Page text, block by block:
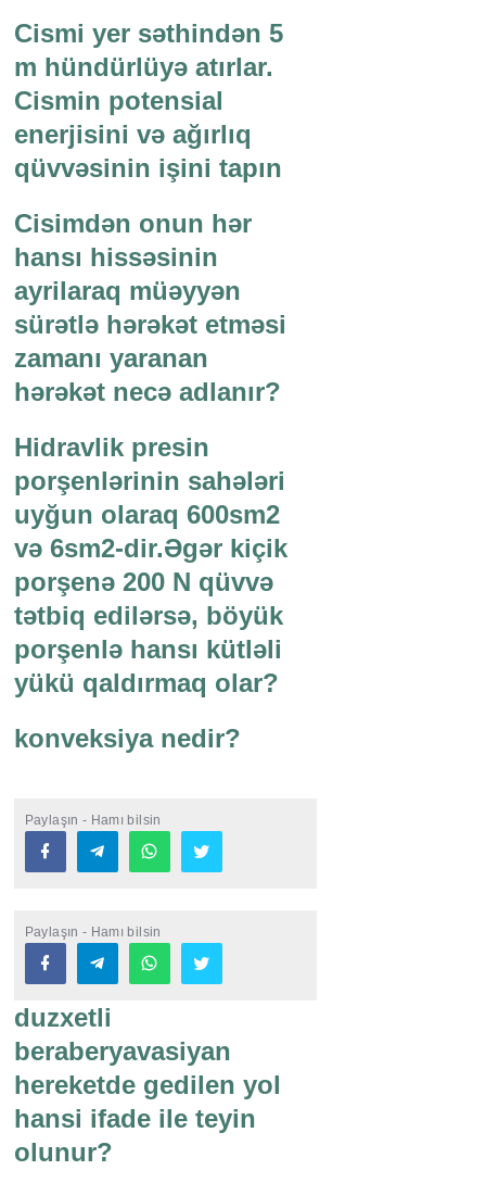
Cismi yer səthindən 5
m hündürlüyə atırlar.
Cismin potensial
enerjisini və ağırlıq
qüvvəsinin işini tapın
Cisimdən onun hər
hansı hissəsinin
ayrilaraq müəyyən
sürətlə hərəkət etməsi
zamanı yaranan
hərəkət necə adlanır?
Hidravlik presin
porşenlərinin sahələri
uyğun olaraq 600sm2
və 6sm2-dir.Əgər kiçik
porşenə 200 N qüvvə
tətbiq edilərsə, böyük
porşenlə hansı kütləli
yükü qaldırmaq olar?
konveksiya nedir?
Paylaşın - Hamı bilsin
Paylaşın - Hamı bilsin
duzxetli
beraberyavasiyan
hereketde gedilen yol
hansi ifade ile teyin
olunur?